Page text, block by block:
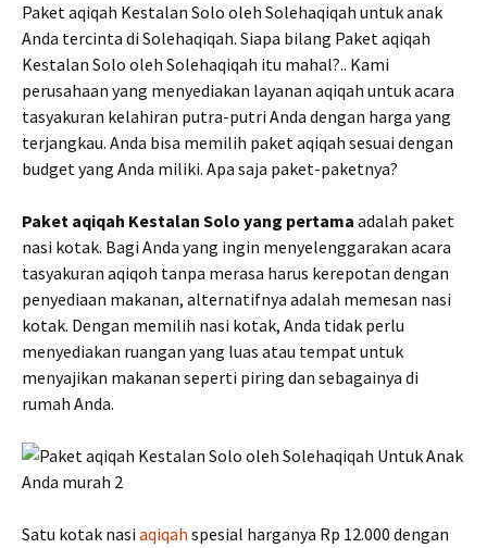
Paket aqiqah Kestalan Solo oleh Solehaqiqah untuk anak
Anda tercinta di Solehaqiqah. Siapa bilang Paket aqiqah
Kestalan Solo oleh Solehaqiqah itu mahal?.. Kami
perusahaan yang menyediakan layanan aqiqah untuk acara
tasyakuran kelahiran putra-putri Anda dengan harga yang
terjangkau. Anda bisa memilih paket aqiqah sesuai dengan
budget yang Anda miliki. Apa saja paket-paketnya?
Paket aqiqah Kestalan Solo yang pertama adalah paket
nasi kotak. Bagi Anda yang ingin menyelenggarakan acara
tasyakuran aqiqoh tanpa merasa harus kerepotan dengan
penyediaan makanan, alternatifnya adalah memesan nasi
kotak. Dengan memilih nasi kotak, Anda tidak perlu
menyediakan ruangan yang luas atau tempat untuk
menyajikan makanan seperti piring dan sebagainya di
rumah Anda.
Satu kotak nasi aqiqah spesial harganya Rp 12.000 dengan